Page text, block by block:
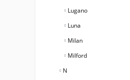
Lugano
Luna
Milan
Milford
N